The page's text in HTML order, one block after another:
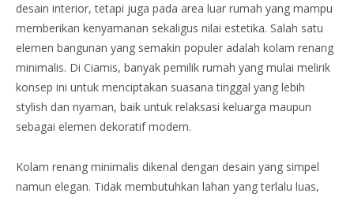
desain interior, tetapi juga pada area luar rumah yang mampu
memberikan kenyamanan sekaligus nilai estetika. Salah satu
elemen bangunan yang semakin populer adalah kolam renang
minimalis. Di Ciamis, banyak pemilik rumah yang mulai melirik
konsep ini untuk menciptakan suasana tinggal yang lebih
stylish dan nyaman, baik untuk relaksasi keluarga maupun
sebagai elemen dekoratif modern.
Kolam renang minimalis dikenal dengan desain yang simpel
namun elegan. Tidak membutuhkan lahan yang terlalu luas,